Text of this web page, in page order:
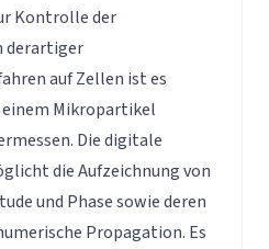
Kontrolle der
derartiger
auf Zellen ist es
Mikropartikel
Die digitale
die Aufzeichnung von
und Phase sowie deren
Propagation. Es